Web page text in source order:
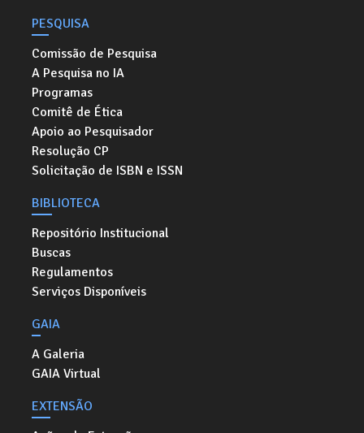
PESQUISA
Comissão de Pesquisa
A Pesquisa no IA
Programas
Comitê de Ética
Apoio ao Pesquisador
Resolução CP
Solicitação de ISBN e ISSN
BIBLIOTECA
Repositório Institucional
Buscas
Regulamentos
Serviços Disponíveis
GAIA
A Galeria
GAIA Virtual
EXTENSÃO